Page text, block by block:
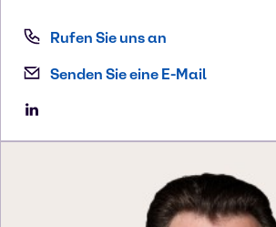
Rufen Sie uns an
Senden Sie eine E-Mail